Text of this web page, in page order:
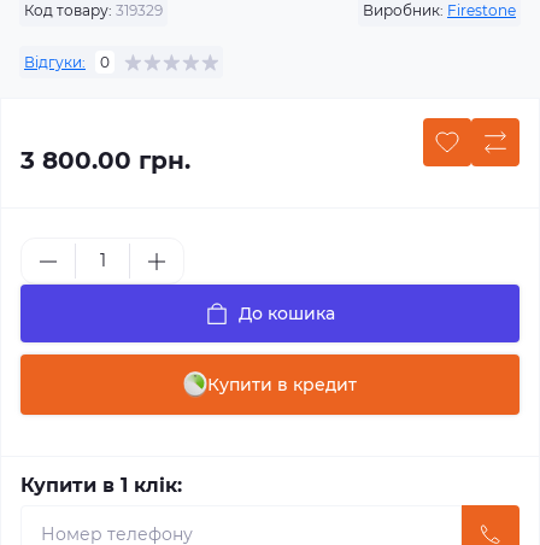
Код товару: 319329 Виробник: Firestone
Відгуки: 0
3 800.00 грн.
До кошика
Купити в кредит
Купити в 1 клік: